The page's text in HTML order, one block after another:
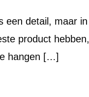
detail, maar
product
hangen […]